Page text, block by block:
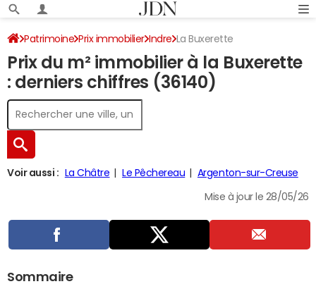
Patrimoine Prix immobilier Indre La Buxerette
Prix du m² immobilier à la Buxerette
: derniers chiffres (36140)
Voir aussi : La Châtre Le Pêchereau Argenton-sur-Creuse
Mise à jour le 28/05/26
Sommaire